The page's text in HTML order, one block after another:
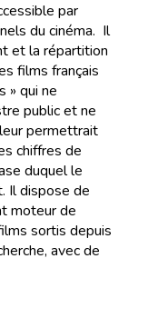
par
du cinéma. Il
et la répartition
films français
» qui ne
public et ne
permettrait
chiffres de
duquel le
Il dispose de
moteur de
sortis depuis
avec de